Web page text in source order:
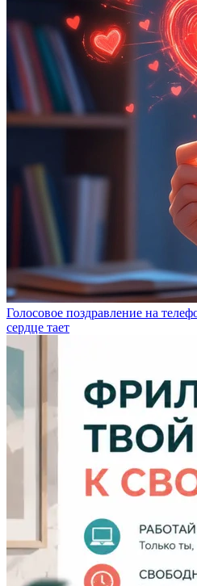
Голосовое поздравление на
сердце тает